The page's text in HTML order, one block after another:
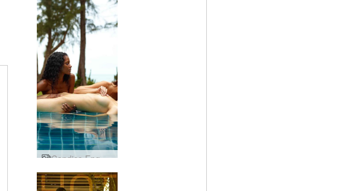
Candice Engelie Kiki Valerie κοιμισμένη καλλονή